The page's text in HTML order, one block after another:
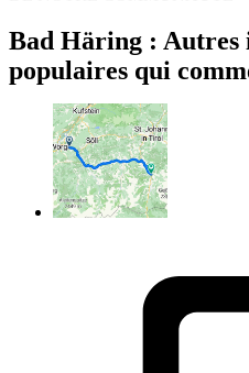
Bad Häring : Autres
populaires qui